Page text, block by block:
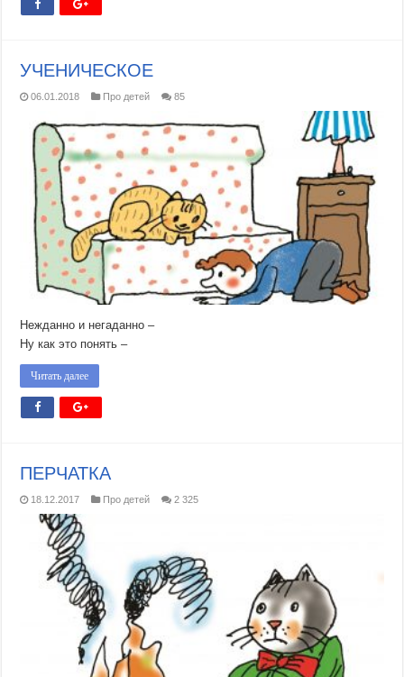
УЧЕНИЧЕСКОЕ
06.01.2018 Про детей 85
Нежданно и негаданно –
Ну как это понять –
Читать далее
ПЕРЧАТКА
18.12.2017 Про детей 2 325